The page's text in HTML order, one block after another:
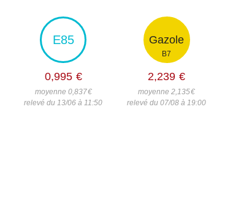
E85
0,995 €
moyenne 0,837€
relevé du 13/06 à 11:50
Gazole
B7
2,239 €
moyenne 2,135€
relevé du 07/08 à 19:00